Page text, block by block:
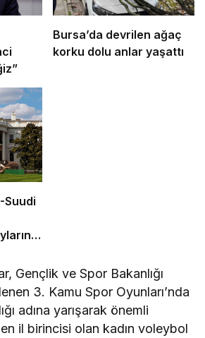
Bursa’da devrilen ağaç
korku dolu anlar yaşattı
Suudi
Gençlik ve Spor Bakanlığı
3. Kamu Spor Oyunları’nda
adına yarışarak önemli
il birincisi olan kadın voleybol